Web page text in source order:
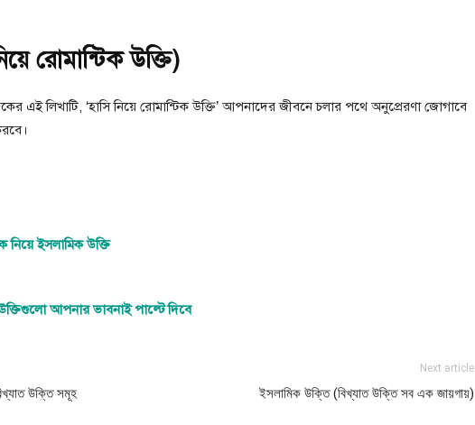
রোমান্টিক উক্তি)
এই লিখাটি, ‘হাসি নিয়ে রোমান্টিক উক্তি’ আপনাদের জীবনে চলার পথে অনুপ্রেরণা জোগাবে
নিয়ে ইসলামিক উক্তি
আপনার ভাবনাই পাল্টে দিবে
উক্তি সমূহ
Next article
ইসলামিক উক্তি (বিখ্যাত উক্তি সব এক জায়গায়)